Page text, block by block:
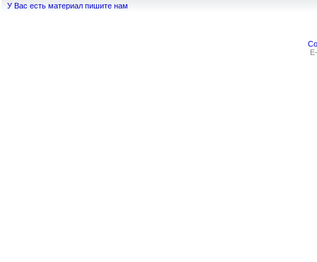
У Вас есть материал пишите нам